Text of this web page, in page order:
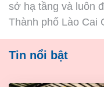
sở hạ tầng và luôn
Thành phố Lào Cai
Tin nổi bật